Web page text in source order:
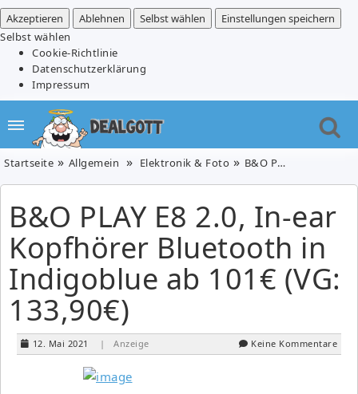
Akzeptieren
Ablehnen Selbst wählen
Einstellungen speichern
Selbst wählen
Cookie-Richtlinie
Datenschutzerklärung
Impressum
Startseite Allgemein Elektronik & Foto B&O PLAY E8 2.0, In-ear Kopfhörer Bluetooth in Indigoblue ab 101€ (VG: 133,90€)
B&O PLAY E8 2.0, In-ear
Kopfhörer Bluetooth in
Indigoblue ab 101€ (VG:
133,90€)
12. Mai 2021 | Anzeige Keine Kommentare